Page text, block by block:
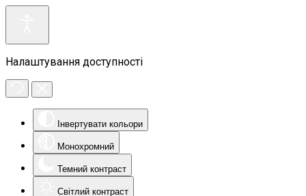
Налаштування доступності
Інвертувати кольори
Монохромний
Темний контраст
Світлий контраст